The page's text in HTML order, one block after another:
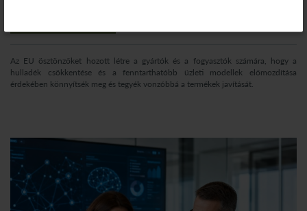
Az EU ösztönzőket hozott létre a gyártók és a fogyasztók számára, hogy a
hulladék csökkentése és a fenntarthatóbb üzleti modellek előmozdítása
érdekében könnyítsék meg és tegyék vonzóbbá a termékek javítását.